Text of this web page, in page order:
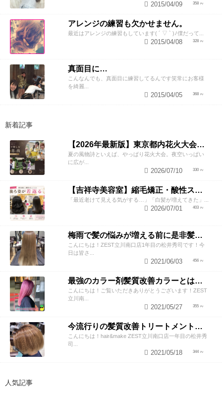
358
2015/04/09
アレンジの練習も欠かせません。
最近はアレンジの練習もしています( ´ ▽ ` )ﾉ僕だって...
328
2015/04/08
真面目に…
こんなんでも、真面目に練習してるんです笑常にお客様
を綺麗...
368
2015/04/05
新着記事
【2026年最新版】東京都内花火大会まとめ｜浴衣着付け・ヘアセットならZESTへ
夏の風物詩といえば、やっぱり花火大会。夜空いっぱい
に広が...
330
2026/07/10
【吉祥寺美容室】縮毛矯正・酸性ストレートで若返り！後ろ姿が変わると見た目年齢も変わる？
「最近老けて見える気がする…」「白髪が増えてきた」...
403
2026/07/01
梅雨で髪の悩みが増える前に是非髪質改善トリートメントしてみませんか！
こんにちは！ZEST立川南口店1年目の松井秀司です！今
日は皆さ...
456
2021/06/03
最強のカラー剤髪質改善カラーとは？？
こんにちは！ご覧いただきありがとうございます！ZEST
立川南...
355
2021/05/27
今流行りの髪質改善トリートメントはメンズもできる！？
こんにちは！hair&make ZEST立川南口店一年目の松井秀
司...
344
2021/05/18
人気記事